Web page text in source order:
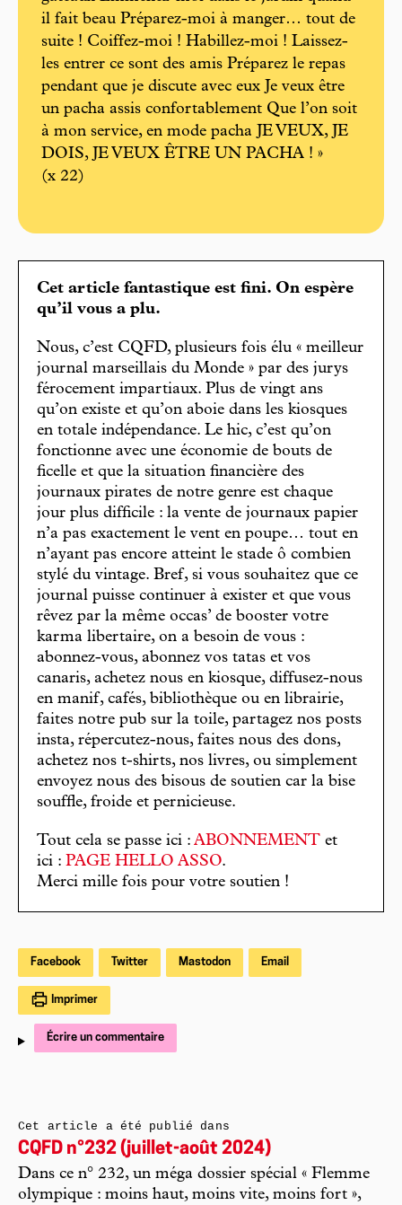
il fait beau Préparez-moi à manger… tout de
suite ! Coiffez-moi ! Habillez-moi ! Laissez-
les entrer ce sont des amis Préparez le repas
pendant que je discute avec eux Je veux être
un pacha assis confortablement Que l’on soit
à mon service, en mode pacha JE VEUX, JE
DOIS, JE VEUX ÊTRE UN PACHA ! »
(x 22)
Cet article fantastique est fini. On espère
qu’il vous a plu.
Nous, c’est CQFD, plusieurs fois élu « meilleur
journal marseillais du Monde » par des jurys
férocement impartiaux. Plus de vingt ans
qu’on existe et qu’on aboie dans les kiosques
en totale indépendance. Le hic, c’est qu’on
fonctionne avec une économie de bouts de
ficelle et que la situation financière des
journaux pirates de notre genre est chaque
jour plus difficile : la vente de journaux papier
n’a pas exactement le vent en poupe… tout en
n’ayant pas encore atteint le stade ô combien
stylé du vintage. Bref, si vous souhaitez que ce
journal puisse continuer à exister et que vous
rêvez par la même occas’ de booster votre
karma libertaire, on a besoin de vous :
abonnez-vous, abonnez vos tatas et vos
canaris, achetez nous en kiosque, diffusez-nous
en manif, cafés, bibliothèque ou en librairie,
faites notre pub sur la toile, partagez nos posts
insta, répercutez-nous, faites nous des dons,
achetez nos t-shirts, nos livres, ou simplement
envoyez nous des bisous de soutien car la bise
souffle, froide et pernicieuse.
Tout cela se passe ici : ABONNEMENT et
ici : PAGE HELLO ASSO.
Merci mille fois pour votre soutien !
Facebook Twitter Mastodon Email
Imprimer
Écrire un commentaire
Cet article a été publié dans
CQFD n°232 (juillet-août 2024)
Dans ce n° 232, un méga dossier spécial « Flemme
olympique : moins haut, moins vite, moins fort »,